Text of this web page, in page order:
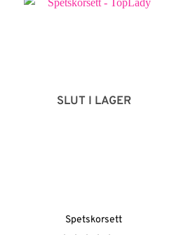
SLUT I LAGER
Spetskorsett